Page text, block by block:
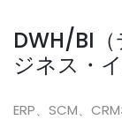
DWH/BI
ジネス・
ERP、SCM、